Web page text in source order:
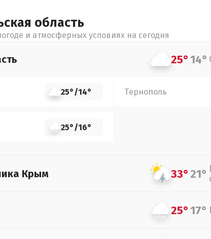
область
и атмосферных условиях на сегодня
25°14°
25°/14° Тернополь
25°/16°
Крым 33°21°
25°17°